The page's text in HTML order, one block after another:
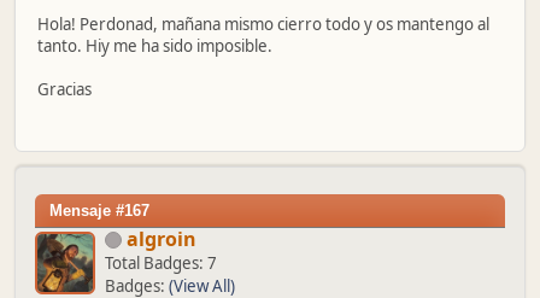
Hola! Perdonad, mañana mismo cierro todo y os mantengo al
tanto. Hiy me ha sido imposible.
Gracias
Mensaje #167
algroin
Total Badges: 7
Badges: (View All)